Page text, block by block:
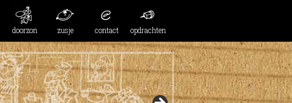
doorzon zusje contact opdrachten